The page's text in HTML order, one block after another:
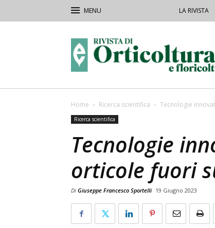
LA RIVISTA
Orticoltura
Home Ricerca scientifica Tecnologie
Ricerca scientifica
Tecnologie
orticole fuori
Di Giuseppe Francesco Sportelli 19 Giugno 2023